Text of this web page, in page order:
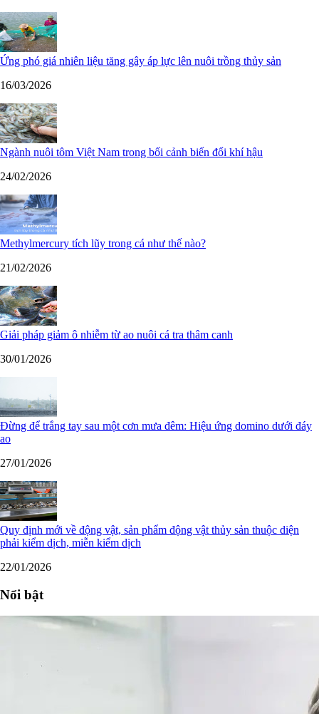
Ứng phó giá nhiên liệu tăng gây áp lực lên nuôi trồng thủy sản
16/03/2026
Ngành nuôi tôm Việt Nam trong bối cảnh biến đổi khí hậu
24/02/2026
Methylmercury tích lũy trong cá như thế nào?
21/02/2026
Giải pháp giảm ô nhiễm từ ao nuôi cá tra thâm canh
30/01/2026
Đừng để trắng tay sau một cơn mưa đêm: Hiệu ứng domino dưới đáy
ao
27/01/2026
Quy định mới về động vật, sản phẩm động vật thủy sản thuộc diện
phải kiểm dịch, miễn kiểm dịch
22/01/2026
Nổi bật